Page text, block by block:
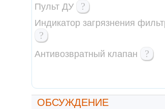
Пульт ДУ
?
Индикатор загрязнения
?
Антивозвратный клапан ?
ОБСУЖДЕНИЕ